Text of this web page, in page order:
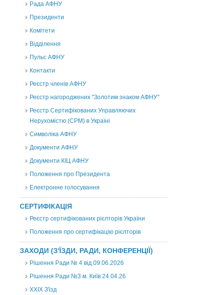
Рада АФНУ
Президенти
Комітети
Відділення
Пульс АФНУ
Контакти
Реєстр членів АФНУ
Реєстр нагороджених "Золотим знаком АФНУ"
Реєстр Сертифікованих Управляючих
Нерухомістю (CPM) в Україні
Символіка АФНУ
Документи АФНУ
Документи КІЦ АФНУ
Положення про Президента
Електронне голосування
СЕРТИФІКАЦІЯ
Реєстр сертифікованих рієлторів України
Положення про сертифікацію рієлторів
ЗАХОДИ (З'ЇЗДИ, РАДИ, КОНФЕРЕНЦІЇ)
Рішення Ради № 4 від 09.06.2026
Рішення Ради №3 м. Київ 24.04.26
XXІХ З'їзд